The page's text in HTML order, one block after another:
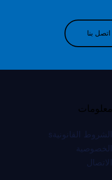
اتصل بنا
معلومات
الشروط القانونيةs
الخصوصية
الاتصال